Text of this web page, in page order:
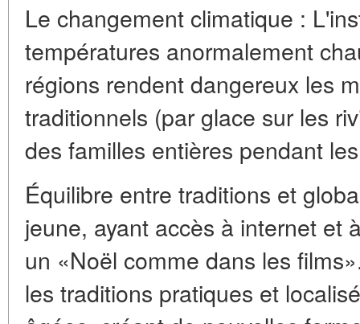
Le changement climatique :
températures anormalement
régions rendent dangereux les
traditionnels (par glace sur les
des familles entières pendant
Équilibre entre traditions et
jeune, ayant accès à internet et
un «Noël comme dans les
les traditions pratiques et